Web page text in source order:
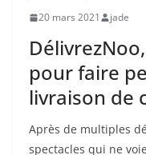
20 mars 2021 jade
pour faire
livraison de
Après de multiples
spectacles qui ne